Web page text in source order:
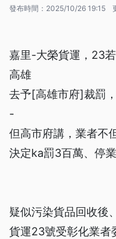
發布時間： 2025/10/26 19:15
嘉里-大榮貨運，23
高雄
去予[高雄市府]裁罰
-
但高市府講，業者不
決定ka罰3百萬、停
疑似污染貨品回收後
貨運23號受彰化業者